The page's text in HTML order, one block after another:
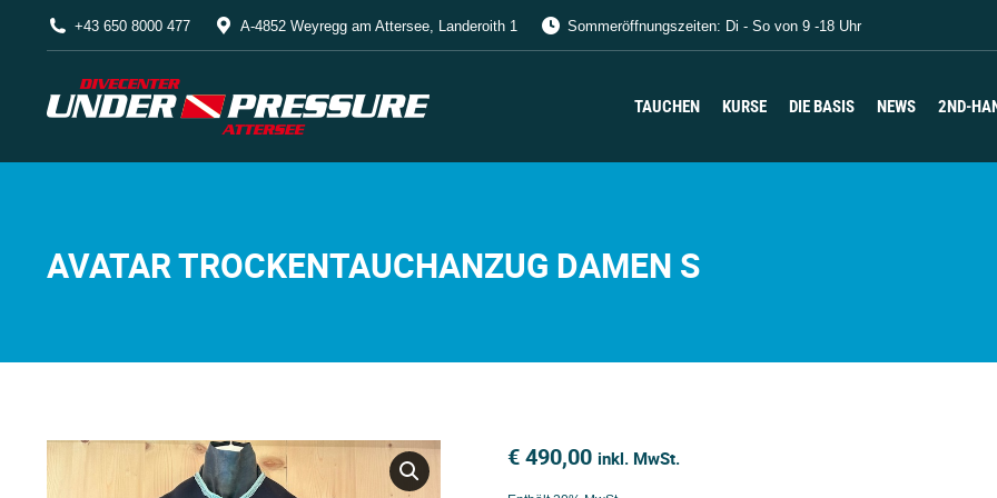
+43 650 8000 477 A-4852 Weyregg am Attersee, Landeroith 1 Sommeröffnungszeiten: Di - So von 9 -18 Uhr
TAUCHEN KURSE DIE BASIS NEWS 2ND-
AVATAR TROCKENTAUCHANZUG DAMEN S
€490,00 inkl. MwSt.
TAUCHEN KURSE DIE BASIS